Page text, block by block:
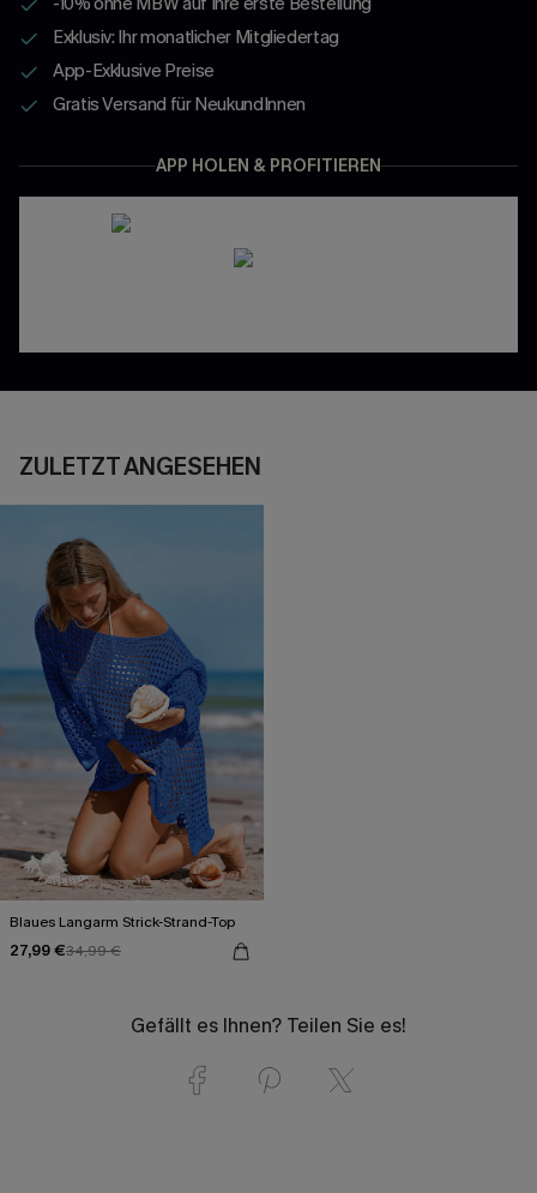
Exklusiv: Ihr monatlicher Mitgliedertag
App-Exklusive Preise
Gratis Versand für NeukundInnen
APP HOLEN & PROFITIEREN
ZULETZT ANGESEHEN
Blaues Langarm Strick-Strand-Top
27,99 €34,99 €
Gefällt es Ihnen? Teilen Sie es!